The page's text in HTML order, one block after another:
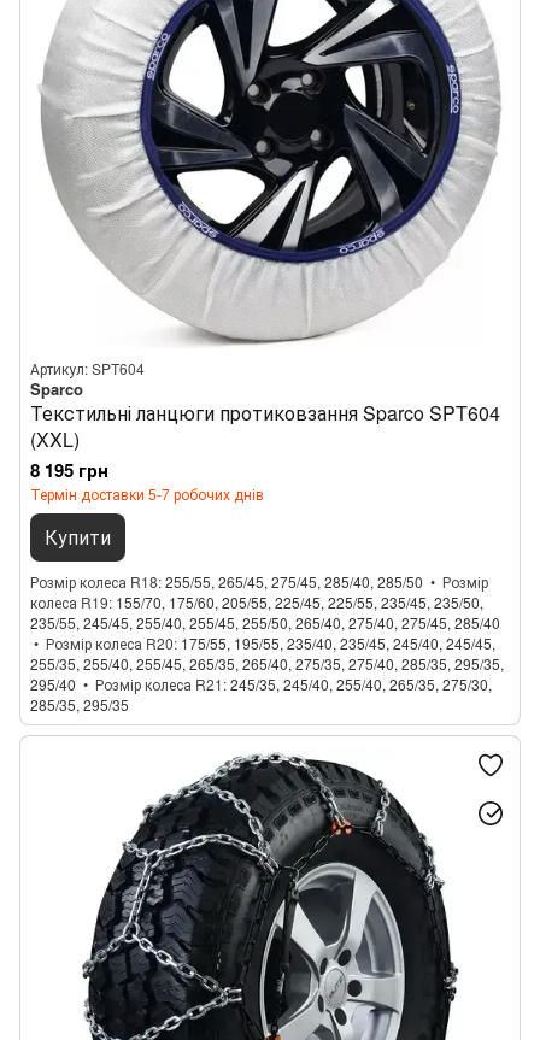
Артикул: SPT604
Sparco
Текстильні ланцюги протиковзання Sparco SPT604
(XXL)
8 195 грн
Термін доставки 5-7 робочих днів
Купити
Розмір колеса R18 255/55, 265/45, 275/45, 285/40, 285/50
Розмір
колеса R19 155/70, 175/60, 205/55, 225/45, 225/55, 235/45, 235/50,
235/55, 245/45, 255/40, 255/45, 255/50, 265/40, 275/40, 275/45, 285/40
Розмір колеса R20 175/55, 195/55, 235/40, 235/45, 245/40, 245/45,
255/35, 255/40, 255/45, 265/35, 265/40, 275/35, 275/40, 285/35, 295/35,
295/40
Розмір колеса R21 245/35, 245/40, 255/40, 265/35, 275/30,
285/35, 295/35